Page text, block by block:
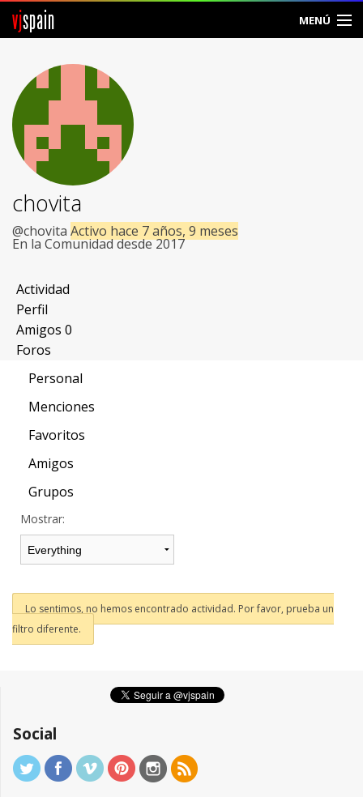
vjspain MENÚ
Foros
Noticias
Vjspain
Ayuda
Contacto
Entrar
Crear Cuenta
chovita
@chovita Activo hace 7 años, 9 meses
En la Comunidad desde 2017
Actividad
Perfil
Amigos 0
Foros
Personal
Menciones
Favoritos
Amigos
Grupos
Mostrar:
Lo sentimos, no hemos encontrado actividad. Por favor, prueba un
filtro diferente.
Social